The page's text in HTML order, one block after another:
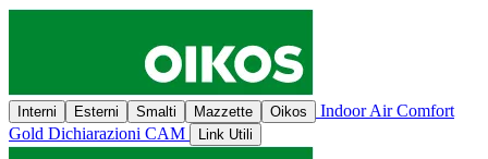
Interni Esterni Smalti Mazzette Oikos
Indoor Air Comfort
Gold Dichiarazioni CAM Link Utili